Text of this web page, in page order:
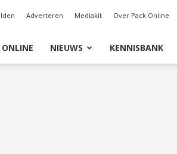
Adverteren Mediakit Over Pack Online
ONLINE NIEUWS KENNISBANK